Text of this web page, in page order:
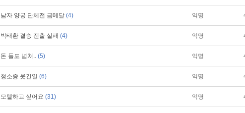
남자 양궁 단체전 금메달 (4) 익명
박태환 결승 진출 실패 (4) 익명
돈 들도 넘처.. (5) 익명
청소중 웃긴일 (6) 익명
모텔하고 싶어요 (31) 익명